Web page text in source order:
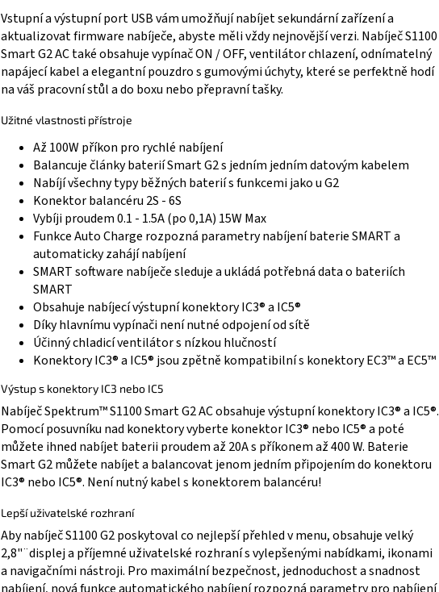
Vstupní a výstupní port USB vám umožňují nabíjet sekundární zařízení a
aktualizovat firmware nabíječe, abyste měli vždy nejnovější verzi. Nabíječ S1100
Smart G2 AC také obsahuje vypínač ON / OFF, ventilátor chlazení, odnímatelný
napájecí kabel a elegantní pouzdro s gumovými úchyty, které se perfektně hodí
na váš pracovní stůl a do boxu nebo přepravní tašky.
Užitné vlastnosti přístroje
Až 100W příkon pro rychlé nabíjení
Balancuje články baterií Smart G2 s jedním jedním datovým kabelem
Nabíjí všechny typy běžných baterií s funkcemi jako u G2
Konektor balancéru 2S - 6S
Vybíji proudem 0.1 - 1.5A (po 0,1A) 15W Max
Funkce Auto Charge rozpozná parametry nabíjení baterie SMART a
automaticky zahájí nabíjení
SMART software nabíječe sleduje a ukládá potřebná data o bateriích
SMART
Obsahuje nabíjecí výstupní konektory IC3® a IC5®
Díky hlavnímu vypínači není nutné odpojení od sítě
Účinný chladicí ventilátor s nízkou hlučností
Konektory IC3® a IC5® jsou zpětně kompatibilní s konektory EC3™ a EC5™
Výstup s konektory IC3 nebo IC5
Nabíječ Spektrum™ S1100 Smart G2 AC obsahuje výstupní konektory IC3® a IC5®.
Pomocí posuvníku nad konektory vyberte konektor IC3® nebo IC5® a poté
můžete ihned nabíjet baterii proudem až 20A s příkonem až 400 W. Baterie
Smart G2 můžete nabíjet a balancovat jenom jedním připojením do konektoru
IC3® nebo IC5®. Není nutný kabel s konektorem balancéru!
Lepší uživatelské rozhraní
Aby nabíječ S1100 G2 poskytoval co nejlepší přehled v menu, obsahuje velký
2,8"¨displej a příjemné uživatelské rozhraní s vylepšenými nabídkami, ikonami
a navigačními nástroji. Pro maximální bezpečnost, jednoduchost a snadnost